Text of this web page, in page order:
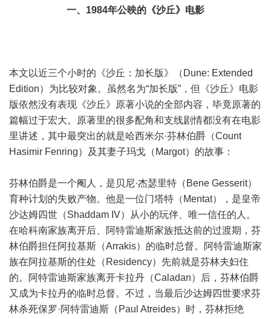
一、1984年公映的《沙丘》电影
本文以近三个小时的《沙丘：加长版》（Dune: Extended
Edition）为比较对象。虽然名为“加长版”，但《沙丘》电影
版依然没有表现《沙丘》原著小说的全部内容，毕竟原著的
篇幅过于宏大。原著里的很多配角和支线剧情都没有在电影
里讲述，其中最突出的就是哈西米尔·芬林伯爵（Count
Hasimir Fenring）及其妻子玛戈（Margot）的故事：
芬林伯爵是一个阉人，是贝尼·杰瑟里特（Bene Gesserit）
育种计划的失败产物。他是一位门塔特（Mentat），是皇帝
沙达姆四世（Shaddam IV）从小的玩伴、唯一信任的人。
在哈科南家族离开后、阿特雷迪斯家族抵达前的过渡期，芬
林伯爵担任阿拉基斯（Arrakis）的临时总督。阿特雷迪斯家
族在阿拉基斯的住处（Residency）先前就是芬林夫妇住
的。阿特雷迪斯家族离开卡拉丹（Caladan）后，芬林伯爵
又成为卡拉丹的临时总督。不过，当最后沙达姆四世要求芬
林杀死保罗·阿特雷迪斯（Paul Atreides）时，芬林拒绝